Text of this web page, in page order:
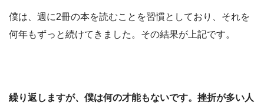
僕は、週に2冊の本を読むことを習慣としており、それを
何年もずっと続けてきました。その結果が上記です。
繰り返しますが、僕は何の才能もないです。挫折が多い人